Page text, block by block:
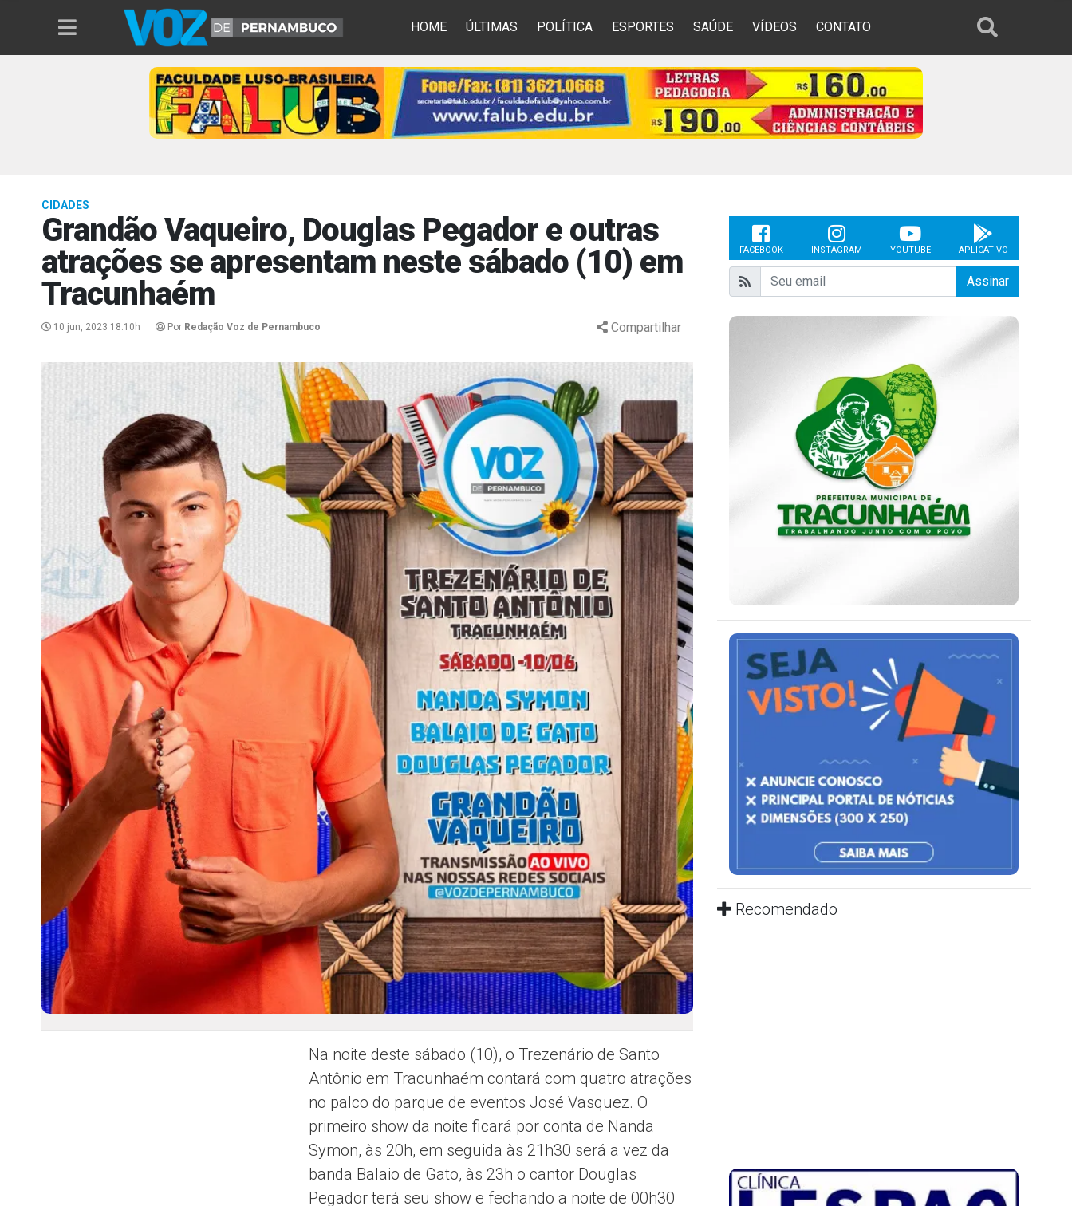
HOME ÚLTIMAS POLÍTICA ESPORTES SAÚDE VÍDEOS CONTATO
CIDADES
Grandão Vaqueiro, Douglas Pegador e outras
atrações se apresentam neste sábado (10) em
Tracunhaém
10 jun, 2023 18:10h Por Redação Voz de Pernambuco Compartilhar
Na noite deste sábado (10), o Trezenário de Santo
Antônio em Tracunhaém contará com quatro atrações
no palco do parque de eventos José Vasquez. O
primeiro show da noite ficará por conta de Nanda
Symon, às 20h, em seguida às 21h30 será a vez da
banda Balaio de Gato, às 23h o cantor Douglas
Pegador terá seu show e fechando a noite de 00h30
FACEBOOK INSTAGRAM YOUTUBE APLICATIVO
Assinar
Recomendado